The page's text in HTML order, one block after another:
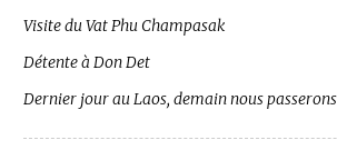
Visite du Vat Phu Champasak
Détente à Don Det
Dernier jour au Laos, demain nous